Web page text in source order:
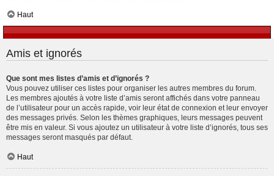
Haut
Amis et ignorés
Que sont mes listes d’amis et d’ignorés ?
Vous pouvez utiliser ces listes pour organiser les autres membres du forum.
Les membres ajoutés à votre liste d’amis seront affichés dans votre panneau
de l’utilisateur pour un accès rapide, voir leur état de connexion et leur envoyer
des messages privés. Selon les thèmes graphiques, leurs messages peuvent
être mis en valeur. Si vous ajoutez un utilisateur à votre liste d’ignorés, tous ses
messages seront masqués par défaut.
Haut